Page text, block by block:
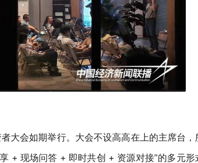
大会如期举行。大会不设高高在上的主席台
+ 现场问答 + 即时共创 + 资源对接”的多元